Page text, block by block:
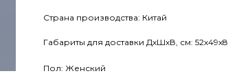
Страна производства: Китай
Габариты для доставки ДхШхВ, см: 52x49x8
Пол: Женский